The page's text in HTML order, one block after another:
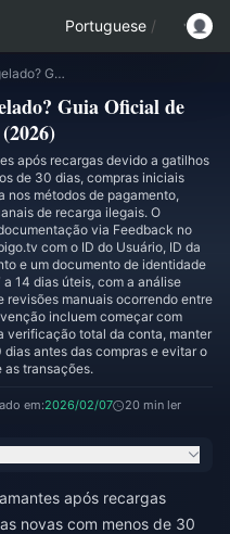
Portuguese /
Saldo do Bigo Live Congelado? Guia Oficial de Correção (2026)
Guia Oficial de
após recargas devido a gatilhos
de 30 dias, compras iniciais
nos métodos de pagamento,
de recarga ilegais. O
via Feedback no
com o ID do Usuário, ID da
e um documento de identidade
14 dias úteis, com a análise
manuais ocorrendo entre
incluem começar com
verificação total da conta, manter
antes das compras e evitar o
as transações.
em:2026/02/07 20 min ler
após recargas
novas com menos de 30